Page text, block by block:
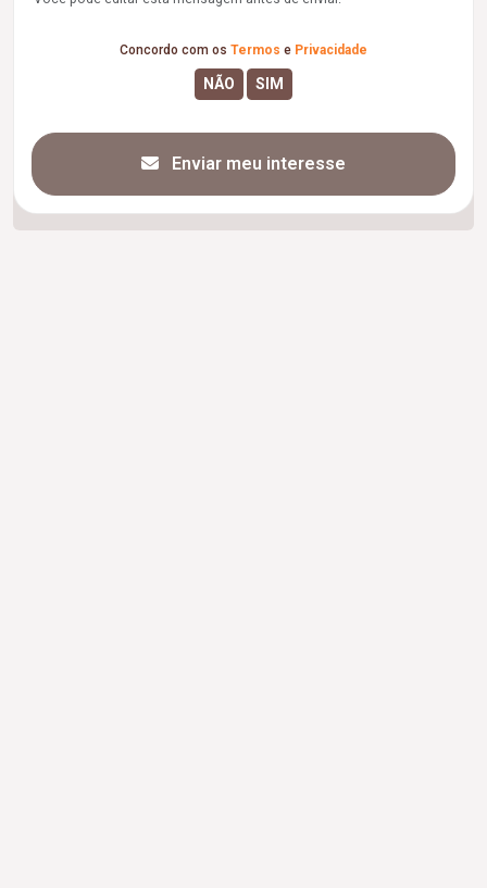
Concordo com os Termos e Privacidade
Enviar meu interesse